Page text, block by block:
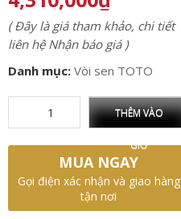
( Đây là giá tham khảo, chi tiết
liên hệ Nhận báo giá )
Danh mục: Vòi sen TOTO
THÊM VÀO
GIỎ
MUA NGAY
Gọi điện xác nhận và giao hàng
tận nơi